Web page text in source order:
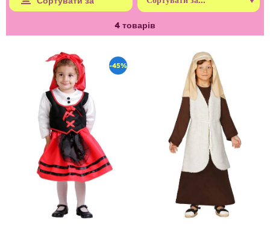
4 товарів
-45%